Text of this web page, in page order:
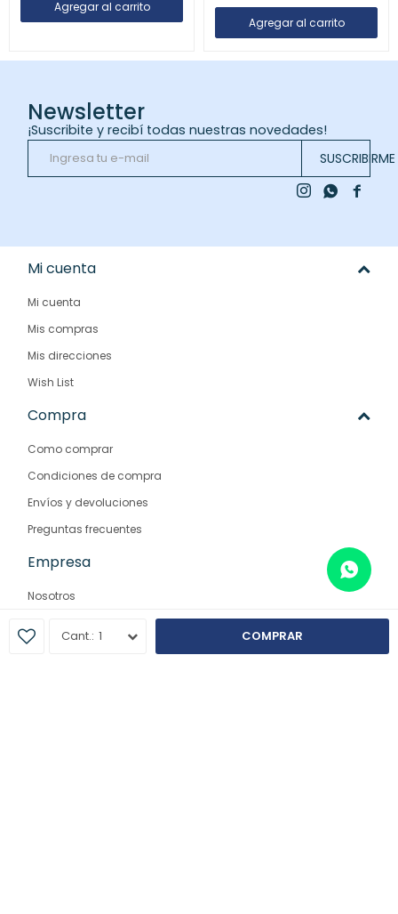
1 COMPRAR
Newsletter
¡Suscribite y recibí todas nuestras novedades!
SUSCRIBIRME

 
Mi cuenta
Mi cuenta
Mis compras
Mis direcciones
Wish List
Compra
Como comprar
Condiciones de compra
Envíos y devoluciones
Preguntas frecuentes
Empresa
Nosotros